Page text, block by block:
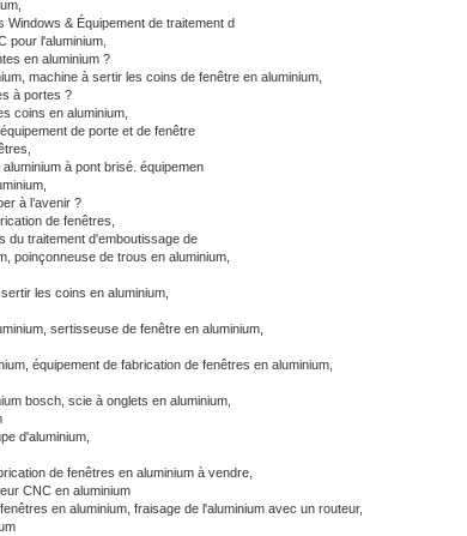
& Équipement de traitement d
pour l'aluminium,
en aluminium ?
machine à sertir les coins de fenêtre en aluminium,
à portes ?
coins en aluminium,
de porte et de fenêtre
à pont brisé. équipemen
à l’avenir ?
de fenêtres,
du traitement d'emboutissage de
poinçonneuse de trous en aluminium,
les coins en aluminium,
sertisseuse de fenêtre en aluminium,
équipement de fabrication de fenêtres en aluminium,
bosch, scie à onglets en aluminium,
d'aluminium,
de fenêtres en aluminium à vendre,
CNC en aluminium
en aluminium, fraisage de l'aluminium avec un routeur,